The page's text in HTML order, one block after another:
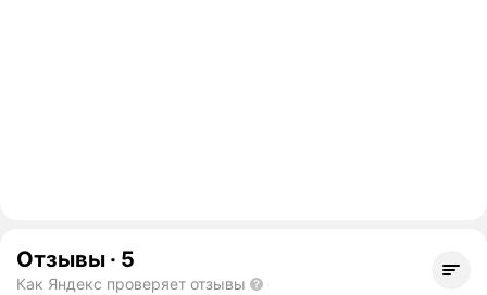
Отзывы · 5
Как Яндекс проверяет отзывы